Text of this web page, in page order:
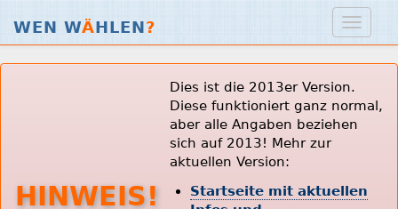
WEN WÄHLEN?
HINWEIS!
Dies ist die 2013er Version.
Diese funktioniert ganz normal,
aber alle Angaben beziehen
sich auf 2013! Mehr zur
aktuellen Version:
Startseite mit aktuellen